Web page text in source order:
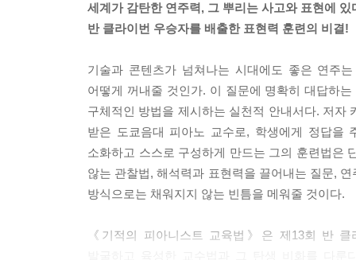
아니다. 그 바탕에는 반드시 충분한 지식과 경험이
세계가 감탄한 연주력, 그 뿌리는 사고와 표현에 있
반 클라이번 우승자를 배출한 표현력 훈련의 비결!
기술과 콘텐츠가 넘쳐나는 시대에도 좋은 연주
어떻게 꺼내줄 것인가. 이 질문에 명확히 대답하
구체적인 방법을 제시하는 실천적 안내서다. 저자
받은 도쿄음대 피아노 교수로, 학생에게 정답을
소화하고 스스로 구성하게 만드는 그의 훈련법은
않는 관찰법, 해석력과 표현력을 끌어내는 질문,
방식으로는 채워지지 않는 빈틈을 메워줄 것이다.
《기적의 피아니스트 교육법》은 제13회 반